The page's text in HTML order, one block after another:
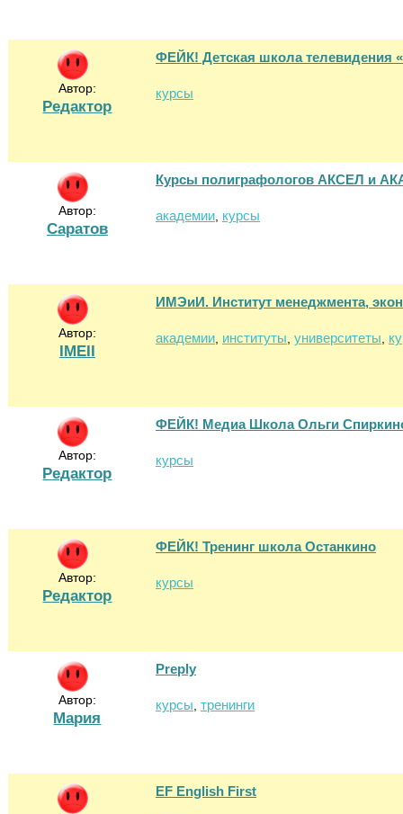
Автор:
Редактор
ФЕЙК! Детская школа телевидения
курсы
Автор:
Саратов
Курсы полиграфологов АКСЕЛ и
академии курсы
Автор:
IMEII
ИМЭиИ. Институт менеджмента,
академии институты университеты
Автор:
Редактор
ФЕЙК! Медиа Школа Ольги
курсы
Автор:
Редактор
ФЕЙК! Тренинг школа Останкино
курсы
Автор:
Мария
Preply
курсы тренинги
EF English First